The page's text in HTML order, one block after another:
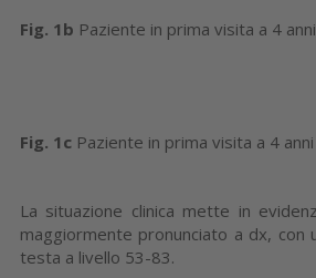
Fig. 1b Paziente in prima visita a 4
Fig. 1c Paziente in prima visita a 4
La situazione clinica mette in
maggiormente pronunciato a dx,
testa a livello 53-83.